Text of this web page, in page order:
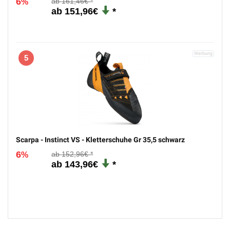
6% 161,46€
151,96€
5
Scarpa - Instinct VS - Kletterschuhe Gr 35,5 schwarz
6% 152,96€
143,96€